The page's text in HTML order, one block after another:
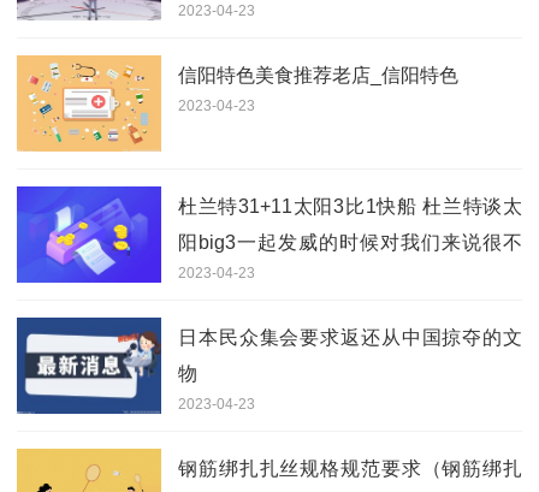
2023-04-23
信阳特色美食推荐老店_信阳特色
2023-04-23
杜兰特31+11太阳3比1快船 杜兰特谈太
阳big3一起发威的时候对我们来说很不
错|环球新动态
2023-04-23
日本民众集会要求返还从中国掠夺的文
物
2023-04-23
钢筋绑扎扎丝规格规范要求（钢筋绑扎